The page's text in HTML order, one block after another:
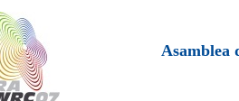
Asamblea